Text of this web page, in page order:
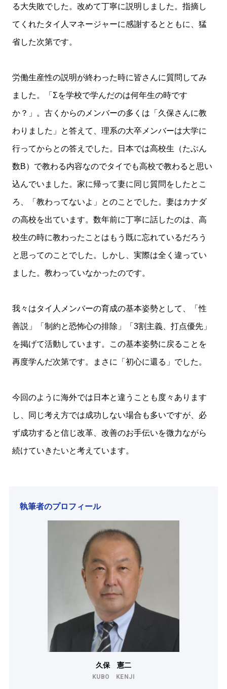
る大失敗でした。改めて丁寧に説明しました。指摘し
てくれたタイ人マネージャーに感謝するとともに、猛
省した次第です。
労働生産性の説明が終わった時に皆さんに質問してみ
ました。「Σを学校で学んだのは何年生の時です
か？」。古くからのメンバーの多くは「久保さんに教
わりました」と答えて、理系の大卒メンバーは大学に
行ってからとの答えでした。日本では高校生（たぶん
数B）で教わる内容なのでタイでも高校で教わると思い
込んでいました。家に帰って妻に同じ質問をしたとこ
ろ、「教わってないよ」とのことでした。妻はカナダ
の高校を出ています。数年前に丁寧に話したのは、高
校生の時に教わったことはもう既に忘れているだろう
と思ってのことでした。しかし、実際は全く違ってい
ました。教わっていなかったのです。
我々はタイ人メンバーの育成の基本姿勢として、「性
善説」「制約と恐怖心の排除」「3割主義、打点優先」
を掲げて活動しています。この基本姿勢に戻ることを
再度学んだ次第です。まさに「初心に還る」でした。
今回のように海外では日本と違うことも度々あります
し、同じ考え方では成功しない場合も多いですが、必
ず成功すると信じ改革、改善のお手伝いを微力ながら
続けていきたいと考えています。
執筆者のプロフィール
久保 憲二
KUBO KENJI